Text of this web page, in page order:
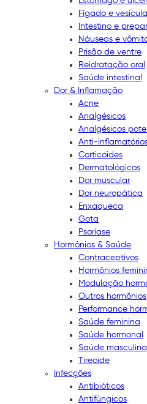
Fígado e vesícula
Intestino e
Náuseas e
Prisão de ventre
Reidratação oral
Saúde intestinal
Dor & Inflamação
Acne
Analgésicos
Analgésicos
Anti-
Corticoides
Dermatológicos
Dor muscular
Dor neuropática
Enxaqueca
Gota
Psoríase
Hormônios & Saúde
Contraceptivos
Hormônios
Modulação
Outros hormônios
Performance
Saúde feminina
Saúde hormonal
Saúde masculina
Tireoide
Infecções
Antibióticos
Antifúngicos